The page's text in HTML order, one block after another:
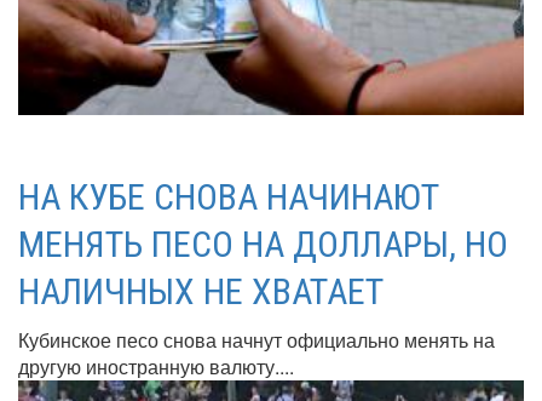
НА КУБЕ СНОВА НАЧИНАЮТ
МЕНЯТЬ ПЕСО НА ДОЛЛАРЫ, НО
НАЛИЧНЫХ НЕ ХВАТАЕТ
Кубинское песо снова начнут официально менять на
другую иностранную валюту....